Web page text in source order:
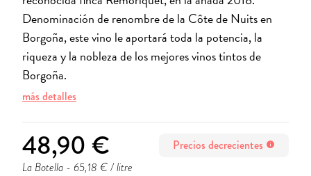
Denominación de renombre de la Côte de Nuits en
Borgoña, este vino le aportará toda la potencia, la
riqueza y la nobleza de los mejores vinos tintos de
Borgoña.
más detalles
48,90 € Precios decrecientes info
La Botella - 65,18 € / litre